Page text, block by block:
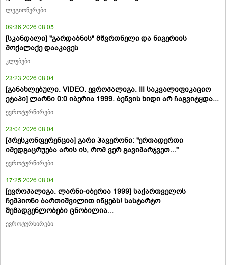
ლეგიონერები
09:36 2026.08.05
[სკანდალი] "გარდაბნის" მწვრთნელი და ნიგერიის
მოქალაქე დააკავეს
კლუბები
23:23 2026.08.04
[განახლებული. VIDEO. ევროპალიგა. III საკვალიფიკაციო
ეტაპი] ლარნი 0:0 იბერია 1999. ბეწვის ხიდი არ ჩაგვიტყდა...
ევროტურნირები
23:04 2026.08.04
[პრესკონფერენცია] გარი ჰავერონი: "ერთადერთი
იმედგაცრუება არის ის, რომ ვერ გავიმარჯვეთ..."
ევროტურნირები
17:25 2026.08.04
[ევროპალიგა. ლარნი-იბერია 1999] საქართველოს
ჩემპიონი ბართიშვილით იწყებს! სასტარტო
შემადგენლობები ცნობილია...
ევროტურნირები